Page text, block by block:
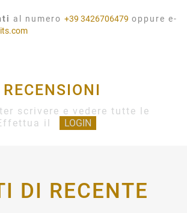
al numero +39 3426706479 oppure e-
RECENSIONI
scrivere e vedere tutte le
il
LOGIN
DI RECENTE